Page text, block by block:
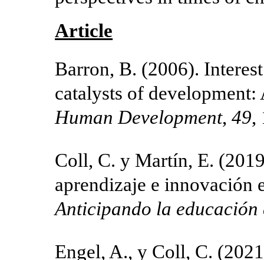
Article
Barron, B. (2006).
catalysts of
Human Development,49,
Coll, C. y Martín, E.
aprendizaje e innovación
Anticipando la educación
Engel, A., y Coll, C.